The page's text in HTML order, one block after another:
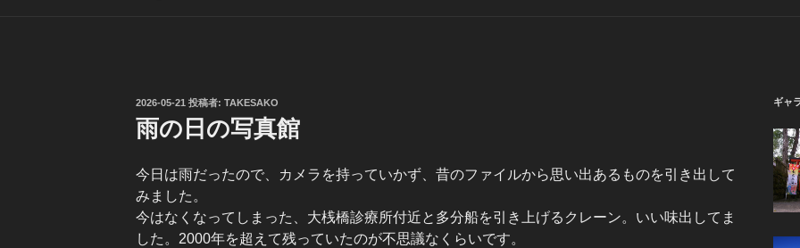
投
稿
日:
2026-05-21 投稿者: TAKESAKO
雨の日の写真館
今日は雨だったので、カメラを持っていかず、昔のファイルから思い出あるものを引き出して
みました。
今はなくなってしまった、大桟橋診療所付近と多分船を引き上げるクレーン。いい味出してま
した。2000年を超えて残っていたのが不思議なくらいです。
ギャ